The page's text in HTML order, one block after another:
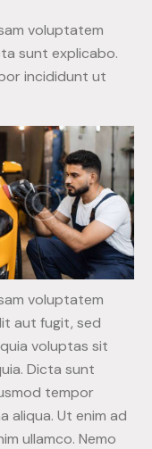
voluptatem
sunt explicabo.
incididunt ut
voluptatem
aut fugit, sed
voluptas sit
Dicta sunt
tempor
aliqua. Ut enim ad
ullamco. Nemo